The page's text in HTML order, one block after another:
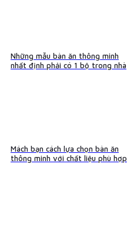
Những mẫu bàn ăn thông minh
nhất định phải có 1 bộ trong nhà
Mách bạn cách lựa chọn bàn ăn
thông minh với chất liệu phù hợp